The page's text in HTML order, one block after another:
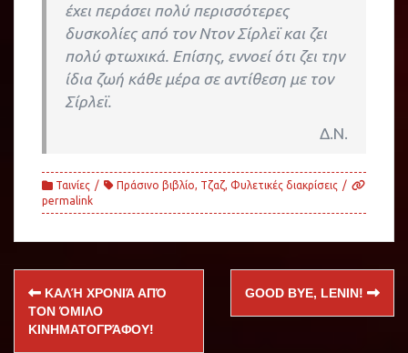
έχει περάσει πολύ περισσότερες
δυσκολίες από τον Ντον Σίρλεϊ και ζει
πολύ φτωχικά. Επίσης, εννοεί ότι ζει την
ίδια ζωή κάθε μέρα σε αντίθεση με τον
Σίρλεϊ.
Δ.Ν.
Ταινίες Πράσινο βιβλίο, Τζαζ, Φυλετικές διακρίσεις
permalink
Post
navigation
ΚΑΛΉ ΧΡΟΝΙΆ ΑΠΌ
ΤΟΝ ΌΜΙΛΟ
ΚΙΝΗΜΑΤΟΓΡΆΦΟΥ!
GOOD BYE, LENIN!